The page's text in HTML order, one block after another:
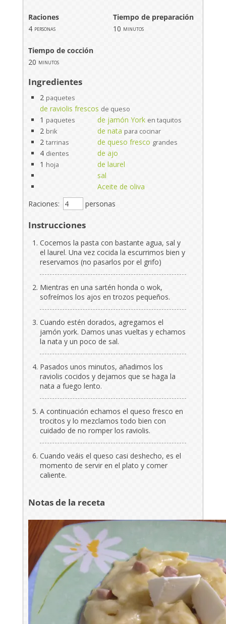
Raciones
Tiempo de preparación
4 personas 10 minutos
Tiempo de cocción
20 minutos
Ingredientes
2 paquetes
de raviolis frescos de queso
1 paquetes de jamón York en taquitos
2 brik de nata para cocinar
2 tarrinas de queso fresco grandes
4 dientes
de ajo
1 hoja
de laurel
sal
Aceite de oliva
Raciones:
personas
Instrucciones
Cocemos la pasta con bastante agua, sal y
el laurel. Una vez cocida la escurrimos bien y
reservamos (no pasarlos por el grifo)
Mientras en una sartén honda o wok,
sofreímos los ajos en trozos pequeños.
Cuando estén dorados, agregamos el
jamón york. Damos unas vueltas y echamos
la nata y un poco de sal.
Pasados unos minutos, añadimos los
raviolis cocidos y dejamos que se haga la
nata a fuego lento.
A continuación echamos el queso fresco en
trocitos y lo mezclamos todo bien con
cuidado de no romper los raviolis.
Cuando veáis el queso casi deshecho, es el
momento de servir en el plato y comer
caliente.
Notas de la receta